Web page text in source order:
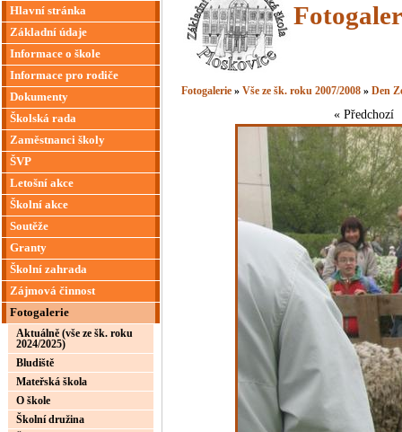
Hlavní stránka
Základní údaje
Informace o škole
Informace pro rodiče
Dokumenty
Školská rada
Zaměstnanci školy
ŠVP
Letošní akce
Školní akce
Soutěže
Granty
Školní zahrada
Zájmová činnost
Fotogalerie
Aktuálně (vše ze šk. roku
2024/2025)
Bludiště
Mateřská škola
O škole
Školní družina
Fotogalerie »Vše ze šk. roku 2007/2008 »Den
« Předchozí